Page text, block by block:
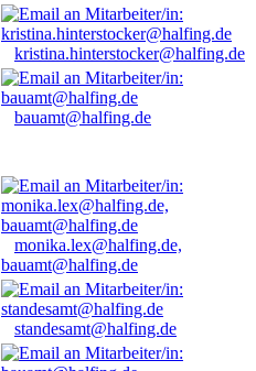
kristina.hinterstocker@halfing.de
bauamt@halfing.de
monika.lex@halfing.de,
bauamt@halfing.de
standesamt@halfing.de